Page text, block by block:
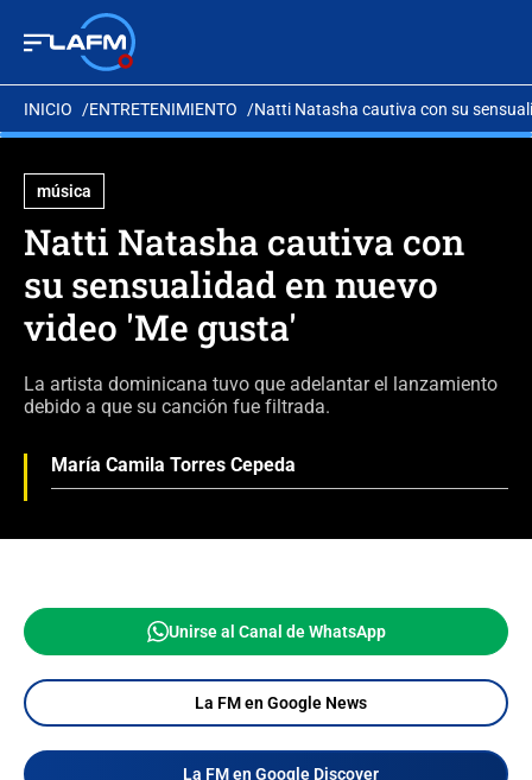
INICIO ENTRETENIMIENTO Natti Natasha cautiva con su
música
Natti Natasha cautiva con
su sensualidad en nuevo
video 'Me gusta'
La artista dominicana tuvo que adelantar el lanzamiento
debido a que su canción fue filtrada.
María Camila Torres Cepeda
Unirse al Canal de WhatsApp
La FM en Google News
La FM en Google Discover